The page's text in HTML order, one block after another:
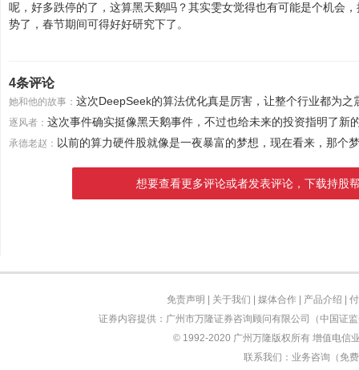
呢，好多跌停的了，这算黑天鹅吗？其实雯女觉得也有可能是个机会
势了，春节期间可得好好研究下了。
4条评论
她和他的故事： 这次DeepSeek的算法优化真是厉害，让整个行业都为之
逐风者： 这次事件确实挺像黑天鹅事件，不过也给未来的投资指明了新
承德老赵： 以前的算力硬件股就像是一夜暴富的梦想，现在看来，那个
想要查看更多评论或者发表评论，下载持股
免责声明 关于我们 媒体合作| 产品介绍
证券内容提供：广州市万隆证券咨询顾问有限公司（中国证
© 1992-2020 广州万隆版权所有 增值电信
联系我们：业务咨询（免